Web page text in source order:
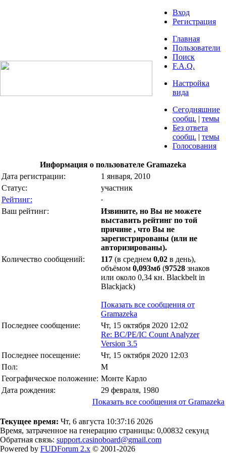
Вход
Регистрация
Главная
Пользователи
Поиск
F.A.Q.
Настройка
вида
Сегодняшние
сообщ. | темы
Без ответа
сообщ. | темы
Голосования
Информация о пользователе Gramazeka
Дата регистрации:
1 января, 2010
Статус:
участник
Рейтинг:
-
Ваш рейтинг:
Извините, но Вы не можете
выставить рейтинг по той
причине , что Вы не
зарегистрированы (или не
авторизированы).
Количество сообщений:
117 (в среднем 0,02 в день),
объёмом 0,093мб (97528 знаков
или около 0,34 кн. Blackbelt in
Blackjack)
Показать все сообщения от
Gramazeka
Последнее сообщение:
Чт, 15 октября 2020 12:02
Re: BC/PE/IC Count Analyzer
Version 3.5
Последнее посещение:
Чт, 15 октября 2020 12:03
Пол:
М
Географическое положение: Монте Карло
Дата рождения:
29 февраля, 1980
Показать все сообщения от Gramazeka
Текущее время: Чт, 6 августа 10:37:16 2026
Время, затраченное на генерацию страницы: 0,00832 секунд
Обратная связь: support.casinoboard@gmail.com
Powered by FUDForum 2.x © 2001-2026